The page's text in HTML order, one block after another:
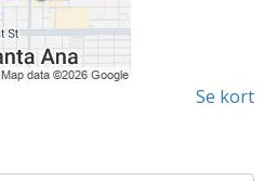
Se kort